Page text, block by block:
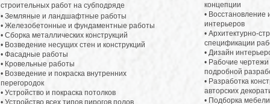
строительных работ на субподряде
• Земляные и ландшафтные работы
• Железобетонные и фундаментные работы
• Сборка металлических конструкций
• Возведение несущих стен и конструкций
• Фасадные работы
• Кровельные работы
• Возведение и покраска внутренних
перегородок
• Устройство и покраска потолков
• Устройство всех типов пирогов полов
концепции
• Восстановление
интерьеров
• Архитектурно-
спецификации
• Дизайн
• Рабочие
подробной
• Разработка
авторских
• Подборка